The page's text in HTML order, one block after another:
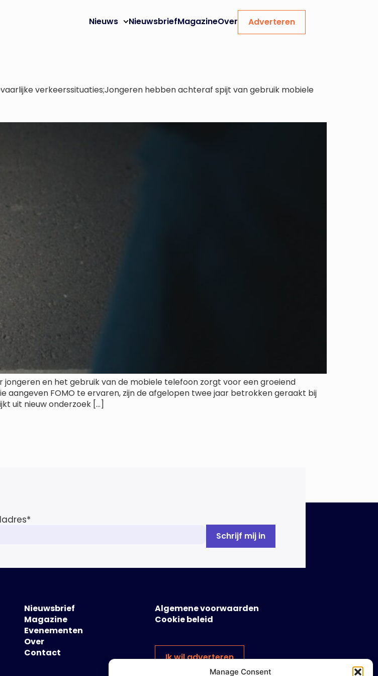
Manage Consent
Nieuws NieuwsbriefMagazineOver Adverteren
verkeerssituaties;Jongeren hebben achteraf spijt van gebruik mobiele
en het gebruik van de mobiele telefoon zorgt voor een groeiend
aangeven FOMO te ervaren, zijn de afgelopen twee jaar betrokken geraakt bij
uit nieuw onderzoek […]
*
Nieuwsbrief
Magazine
Evenementen
Over
Contact
Algemene voorwaarden
Cookie beleid
Ik wil adverteren